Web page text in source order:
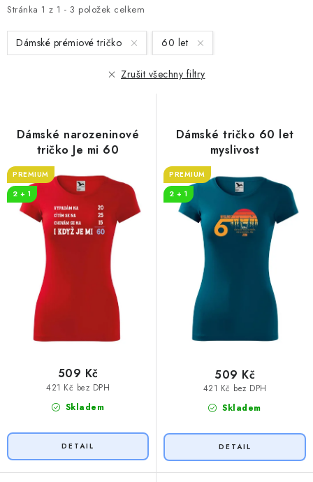
i
s
p
t
ů
Stránka 1 z 1 - 3 položek celkem
e
n
í
k
t
ů
Dámské prémiové tričko 60 let
Zrušit všechny filtry
Dámské narozeninové
tričko Je mi 60
PREMIUM
2 + 1
Skladem
421 Kč bez DPH
509 Kč
Dámské tričko 60 let
myslivost
PREMIUM
2 + 1
Skladem
421 Kč bez DPH
509 Kč